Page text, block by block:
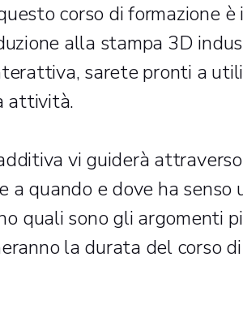
corso di formazione
alla stampa 3D
sarete pronti a
attività.
vi guiderà
a quando e dove ha senso
quali sono gli argomenti
la durata del corso